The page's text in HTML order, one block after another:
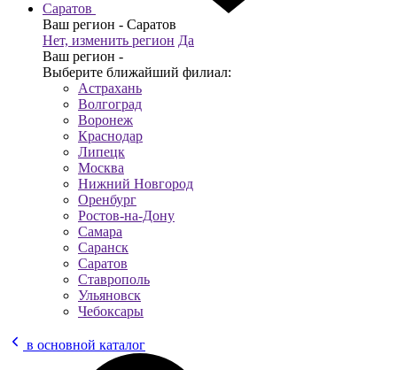
Саратов
Ваш регион - Саратов
Нет, изменить регион Да
Ваш регион -
Выберите ближайший филиал:
Астрахань
Волгоград
Воронеж
Краснодар
Липецк
Москва
Нижний Новгород
Оренбург
Ростов-на-Дону
Самара
Саранск
Саратов
Ставрополь
Ульяновск
Чебоксары
в основной каталог